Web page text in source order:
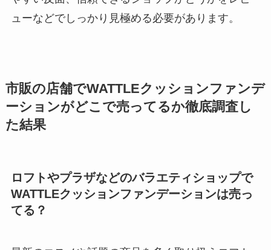
ューなどでしっかり見極める必要があります。
市販の店舗でWATTLEクッションファンデ
ーションがどこで売ってるか徹底調査し
た結果
ロフトやプラザなどのバラエティショップで
WATTLEクッションファンデーションは売っ
てる？